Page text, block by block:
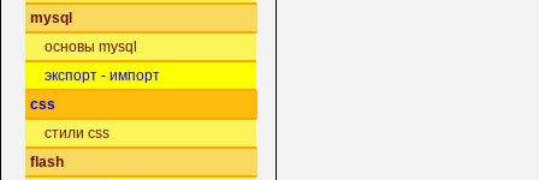
mysql
основы mysql
экспорт - импорт
css
стили css
flash